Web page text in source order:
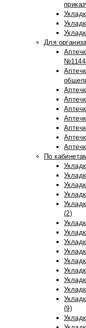
Для
По
(2)
(9)